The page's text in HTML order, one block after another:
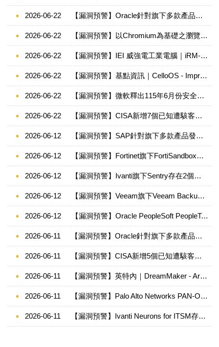
2026-06-22 【漏洞預警】Oracle針對旗下多款產品發布重大資安公告 115/6/22
2026-06-22 【漏洞預警】以Chromium為基礎之瀏覽器存在74個高風險安全漏洞，請儘速確認並進行修補
2026-06-22 【漏洞預警】IEI 威強電工業電腦｜iRM-IEI Remote Management - Hardcoded Credentials
2026-06-22 【漏洞預警】基點資訊｜CelloOS - Improper Access Control
2026-06-22 【漏洞預警】微軟釋出115年6月份安全性更新
2026-06-22 【漏洞預警】CISA新增7個已知遭駭客利用之漏洞至KEV目錄(2026/06/08-2026/06/14)
2026-06-12 【漏洞預警】SAP針對旗下多款產品發布重大資安公告 115/6/12
2026-06-12 【漏洞預警】Fortinet旗下FortiSandbox、FortiSandbox Cloud 和 FortiSandbox PaaS存在重大資安漏洞(CVE-2026-25089)
2026-06-12 【漏洞預警】Ivanti旗下Sentry存在2個重大資安漏洞
2026-06-12 【漏洞預警】Veeam旗下Veeam Backup & Replication備份軟體存在重大資安漏洞(CVE-2026-44963)
2026-06-12 【漏洞預警】Oracle PeopleSoft PeopleTools 存在重大資安漏洞(CVE-2026-35273)
2026-06-11 【漏洞預警】Oracle針對旗下多款產品發布重大資安公告
2026-06-11 【漏洞預警】CISA新增5個已知遭駭客利用之漏洞至KEV目錄(2026/05/25-2026/05/31)
2026-06-11 【漏洞預警】英特內｜DreamMaker - Arbitrary File Upload
2026-06-11 【漏洞預警】Palo Alto Networks PAN-OS存在重大資安漏洞(CVE-2026-0257)
2026-06-11 【漏洞預警】Ivanti Neurons for ITSM存在高風險資安漏洞(CVE-2026-9614)